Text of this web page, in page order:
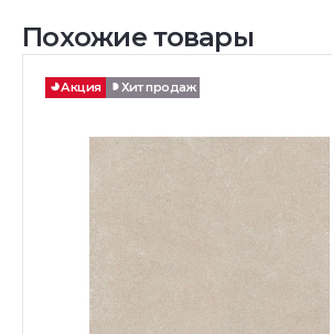
Похожие товары
Акция Хит продаж